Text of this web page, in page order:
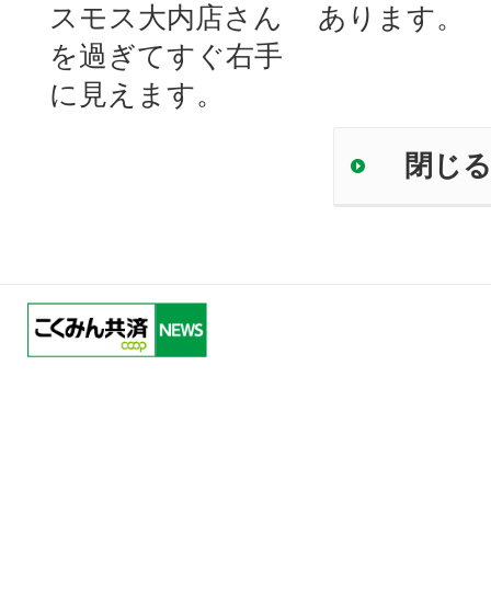
スモス大内店さん
を過ぎてすぐ右手
に見えます。
あります。
閉じる